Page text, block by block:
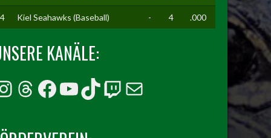
4 Kiel Seahawks (Baseball) - 4 .000
KANÄLE:
Threads
Facebook
YouTube
TikTok
Twitch
E-Mail